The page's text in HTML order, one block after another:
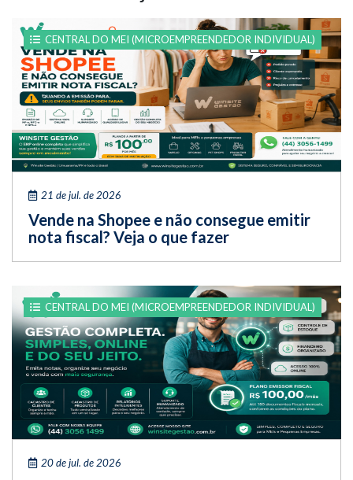
CENTRAL DO MEI (MICROEMPREENDEDOR INDIVIDUAL)
21 de jul. de 2026
Vende na Shopee e não consegue emitir
nota fiscal? Veja o que fazer
CENTRAL DO MEI (MICROEMPREENDEDOR INDIVIDUAL)
20 de jul. de 2026